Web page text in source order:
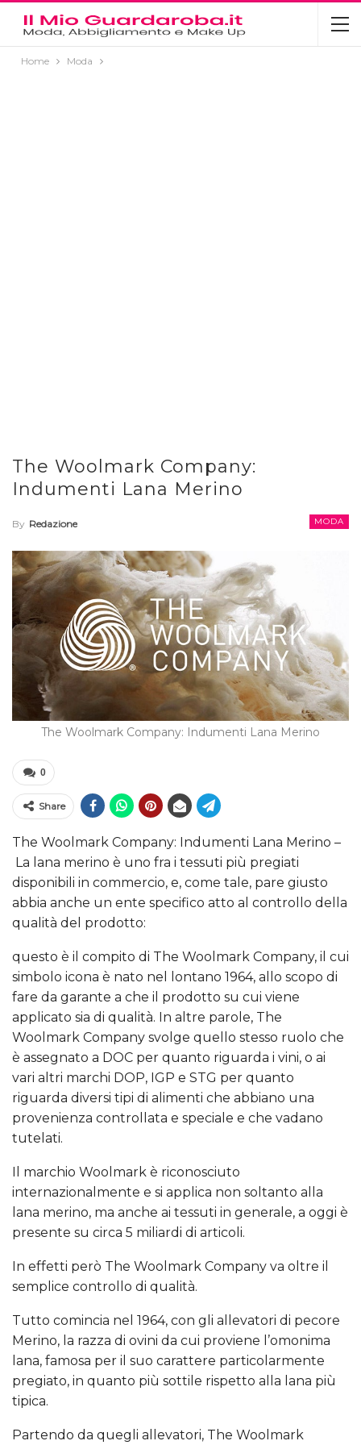
Home Moda
The Woolmark Company:
Indumenti Lana Merino
MODA
By Redazione
The Woolmark Company: Indumenti Lana Merino
0
Share
The Woolmark Company: Indumenti Lana Merino –
La lana merino è uno fra i tessuti più pregiati
disponibili in commercio, e, come tale, pare giusto
abbia anche un ente specifico atto al controllo della
qualità del prodotto:
questo è il compito di The Woolmark Company, il cui
simbolo icona è nato nel lontano 1964, allo scopo di
fare da garante a che il prodotto su cui viene
applicato sia di qualità. In altre parole, The
Woolmark Company svolge quello stesso ruolo che
è assegnato a DOC per quanto riguarda i vini, o ai
vari altri marchi DOP, IGP e STG per quanto
riguarda diversi tipi di alimenti che abbiano una
provenienza controllata e speciale e che vadano
tutelati.
Il marchio Woolmark è riconosciuto
internazionalmente e si applica non soltanto alla
lana merino, ma anche ai tessuti in generale, a oggi è
presente su circa 5 miliardi di articoli.
In effetti però The Woolmark Company va oltre il
semplice controllo di qualità.
Tutto comincia nel 1964, con gli allevatori di pecore
Merino, la razza di ovini da cui proviene l’omonima
lana, famosa per il suo carattere particolarmente
pregiato, in quanto più sottile rispetto alla lana più
tipica.
Partendo da quegli allevatori, The Woolmark